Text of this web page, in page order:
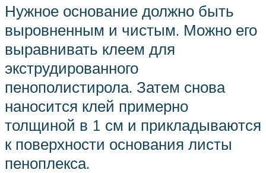
Нужное основание должно быть
выровненным и чистым. Можно его
выравнивать клеем для
экструдированного
пенополистирола. Затем снова
наносится клей примерно
толщиной в 1 см и прикладываются
к поверхности основания листы
пеноплекса.